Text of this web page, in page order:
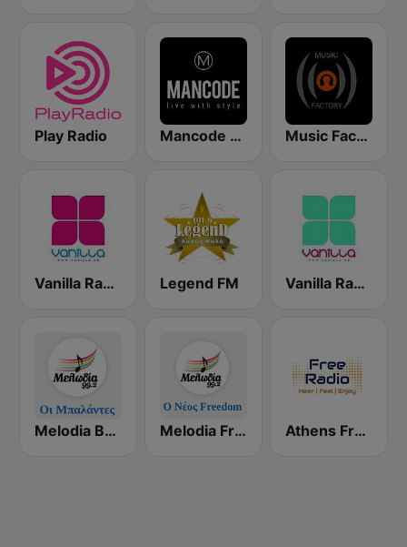
Play Radio Mancode Radio Music Factory Radio
Vanilla Radio Deep Flavors Legend FM Vanilla Radio - Fresh Flavors
Melodia Ballads Melodia Freedom Alt Athens Free Radio